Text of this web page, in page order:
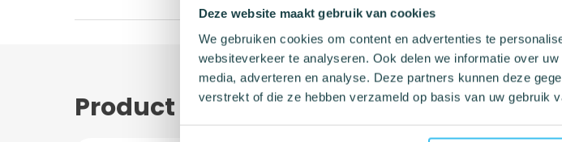
Deze website maakt gebruik van cookies
We gebruiken cookies om content en advertenties te
websiteverkeer te analyseren. Ook delen we informatie over
media, adverteren en analyse. Deze partners kunnen deze
verstrekt of die ze hebben verzameld op basis van uw gebruik
Product beoordelingen